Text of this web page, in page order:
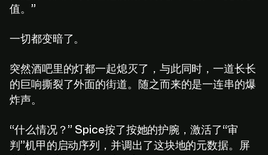
值。”
一切都变暗了。
突然酒吧里的灯都一起熄灭了，与此同时，一道长长
的巨响撕裂了外面的街道。随之而来的是一连串的爆
炸声。
“什么情况？” Spice按了按她的护腕，激活了“审
判”机甲的启动序列，并调出了这块地的元数据。屏